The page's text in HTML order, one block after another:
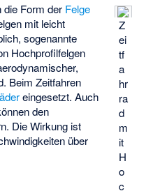
Z
ei
tf
a
hr
ra
d
m
it
H
o
c
die Form der Felge
mit leicht
sogenannte
Hochprofilfelgen
Beim Zeitfahren
eingesetzt. Auch
den
Die Wirkung ist
über